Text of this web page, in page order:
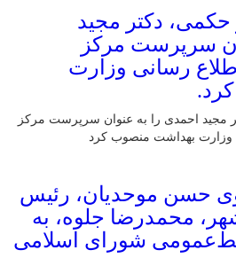
دکتر مجید
سرپرست مرکز
رسانی وزارت
مجید احمدی را به عنوان سرپرست مرکز
وزارت بهداشت منصوب کرد
حسن موحدیان، رئیس
محمدرضا جلوه، به
شورای اسلامی